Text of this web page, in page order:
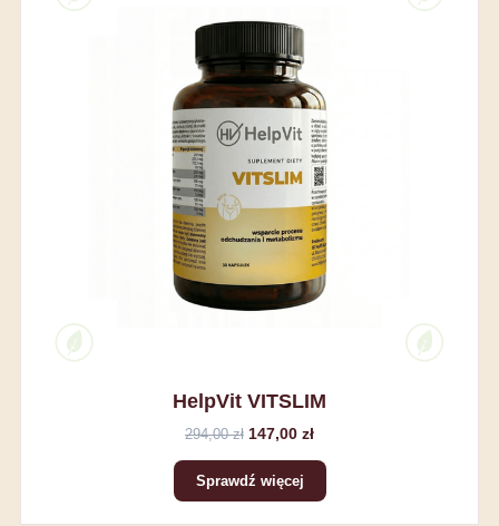
HelpVit VITSLIM
294,00 zł 147,00 zł
Sprawdź więcej